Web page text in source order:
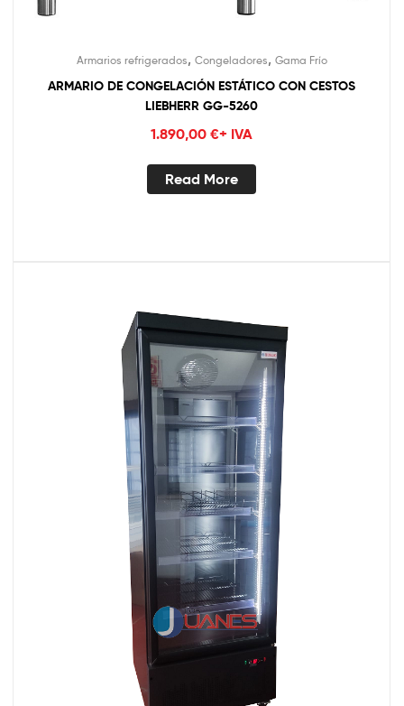
Armarios refrigerados, Congeladores, Gama Frío
ARMARIO DE CONGELACIÓN ESTÁTICO CON CESTOS
LIEBHERR GG-5260
1.890,00 €+ IVA
Read More